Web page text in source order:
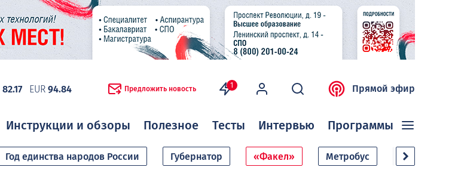
82.17 EUR 94.84 Предложить новость 1 Прямой эфир
Инструкции и обзоры Полезное Тесты Интервью Программы
Год единства народов России Губернатор «Факел» Метробус Дачный